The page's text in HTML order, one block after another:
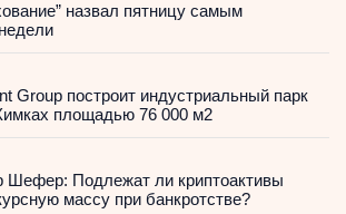
назвал пятницу самым
Group построит индустриальный парк
площадью 76 000 м2
Шефер: Подлежат ли криптоактивы
массу при банкротстве?